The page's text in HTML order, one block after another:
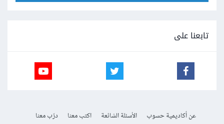
تابعنا على
عن أكاديمية حسوب الأسئلة الشائعة اكتب معنا
درّب معنا